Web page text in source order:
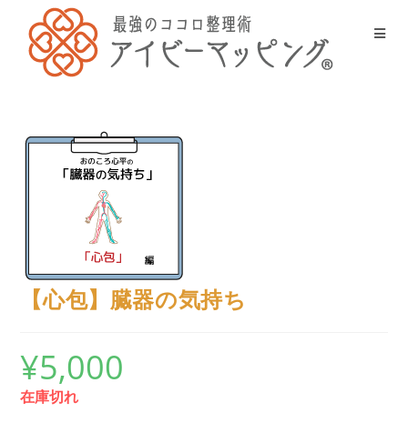
【心包】臓器の気持ち
¥5,000
在庫切れ